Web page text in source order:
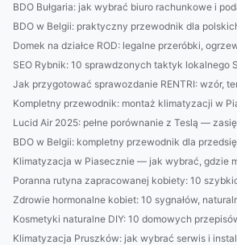
BDO Bułgaria: jak wybrać biuro rachunkowe i
BDO w Belgii: praktyczny przewodnik dla
Domek na działce ROD: legalne przeróbki,
SEO Rybnik: 10 sprawdzonych taktyk lokalnego
Jak przygotować sprawozdanie RENTRI: wzór,
Kompletny przewodnik: montaż klimatyzacji w
Lucid Air 2025: pełne porównanie z Teslą —
BDO w Belgii: kompletny przewodnik dla
Klimatyzacja w Piasecznie — jak wybrać, gdzie
Poranna rutyna zapracowanej kobiety: 10
Zdrowie hormonalne kobiet: 10 sygnałów,
Kosmetyki naturalne DIY: 10 domowych
Klimatyzacja Pruszków: jak wybrać serwis i